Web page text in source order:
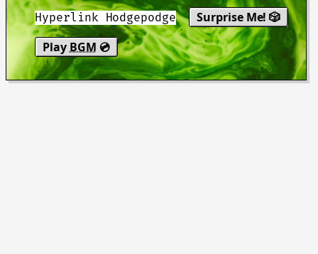
Hyperlink Hodgepodge
Surprise Me! 🎲
Play BGM 💿